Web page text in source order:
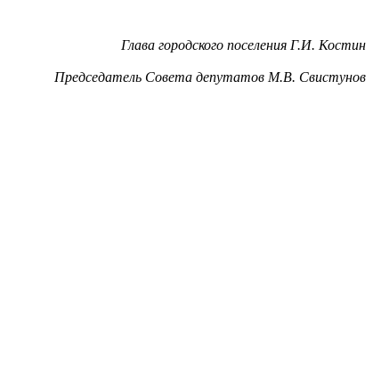
Глава городского поселения Г.И. Костин
Председатель Совета депутатов М.В. Свистунов